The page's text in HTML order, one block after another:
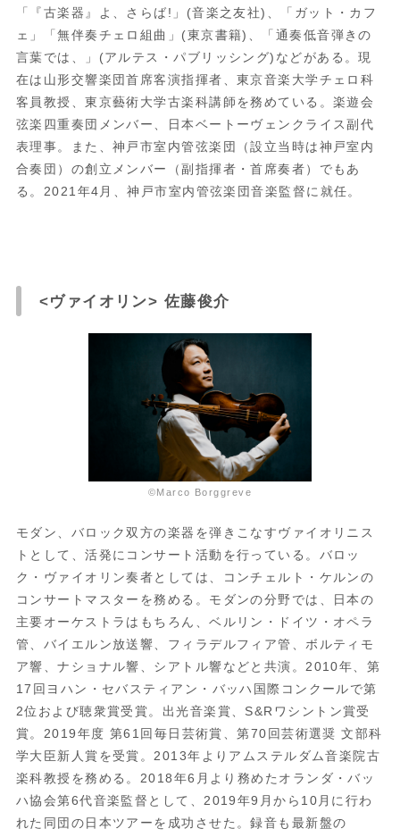
「『古楽器』よ、さらば! 」 (音楽之友社)
、「ガット・カフ
ェ」「無伴奏チェロ組曲」 (東京書籍)
、「通奏低音弾きの
言葉では、」 (アルテス・パブリッシング) などがある。現
在は山形交響楽団首席客演指揮者、東京音楽大学チェロ科
客員教授、東京藝術大学古楽科講師を務めている。楽遊会
弦楽四重奏団メンバー、日本ベートーヴェンクライス副代
表理事。また、神戸市室内管弦楽団（設立当時は神戸室内
合奏団）の創立メンバー（副指揮者・首席奏者）でもあ
る。 2021 年4 月、神戸市室内管弦楽団音楽監督に就任。
<ヴァイオリン> 佐藤俊介
©Marco Borggreve
モダン、バロック双方の楽器を弾きこなすヴァイオリニス
トとして、活発にコンサート活動を行っている。バロッ
ク・ヴァイオリン奏者としては、コンチェルト・ケルンの
コンサートマスターを務める。モダンの分野では、日本の
主要オーケストラはもちろん、ベルリン・ドイツ・オペラ
管、バイエルン放送響、フィラデルフィア管、ボルティモ
ア響、ナショナル響、シアトル響などと共演。 2010年、第
17 回ヨハン・セバスティアン・バッハ国際コンクールで第
2位および聴衆賞受賞。出光音楽賞、 S&R ワシントン賞受
賞。 2019年度 第61 回毎日芸術賞、第70 回芸術選奨 文部科
学大臣新人賞を受賞。 2013年よりアムステルダム音楽院古
楽科教授を務める。 2018年6 月より務めたオランダ・バッ
ハ協会第6代音楽監督として、 2019年9 月から 10 月に行わ
れた同団の日本ツアーを成功させた。録音も最新盤の